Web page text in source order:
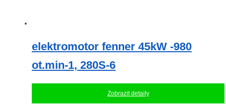
elektromotor fenner 45kW -980
ot.min-1, 280S-6
Zobrazit detaily